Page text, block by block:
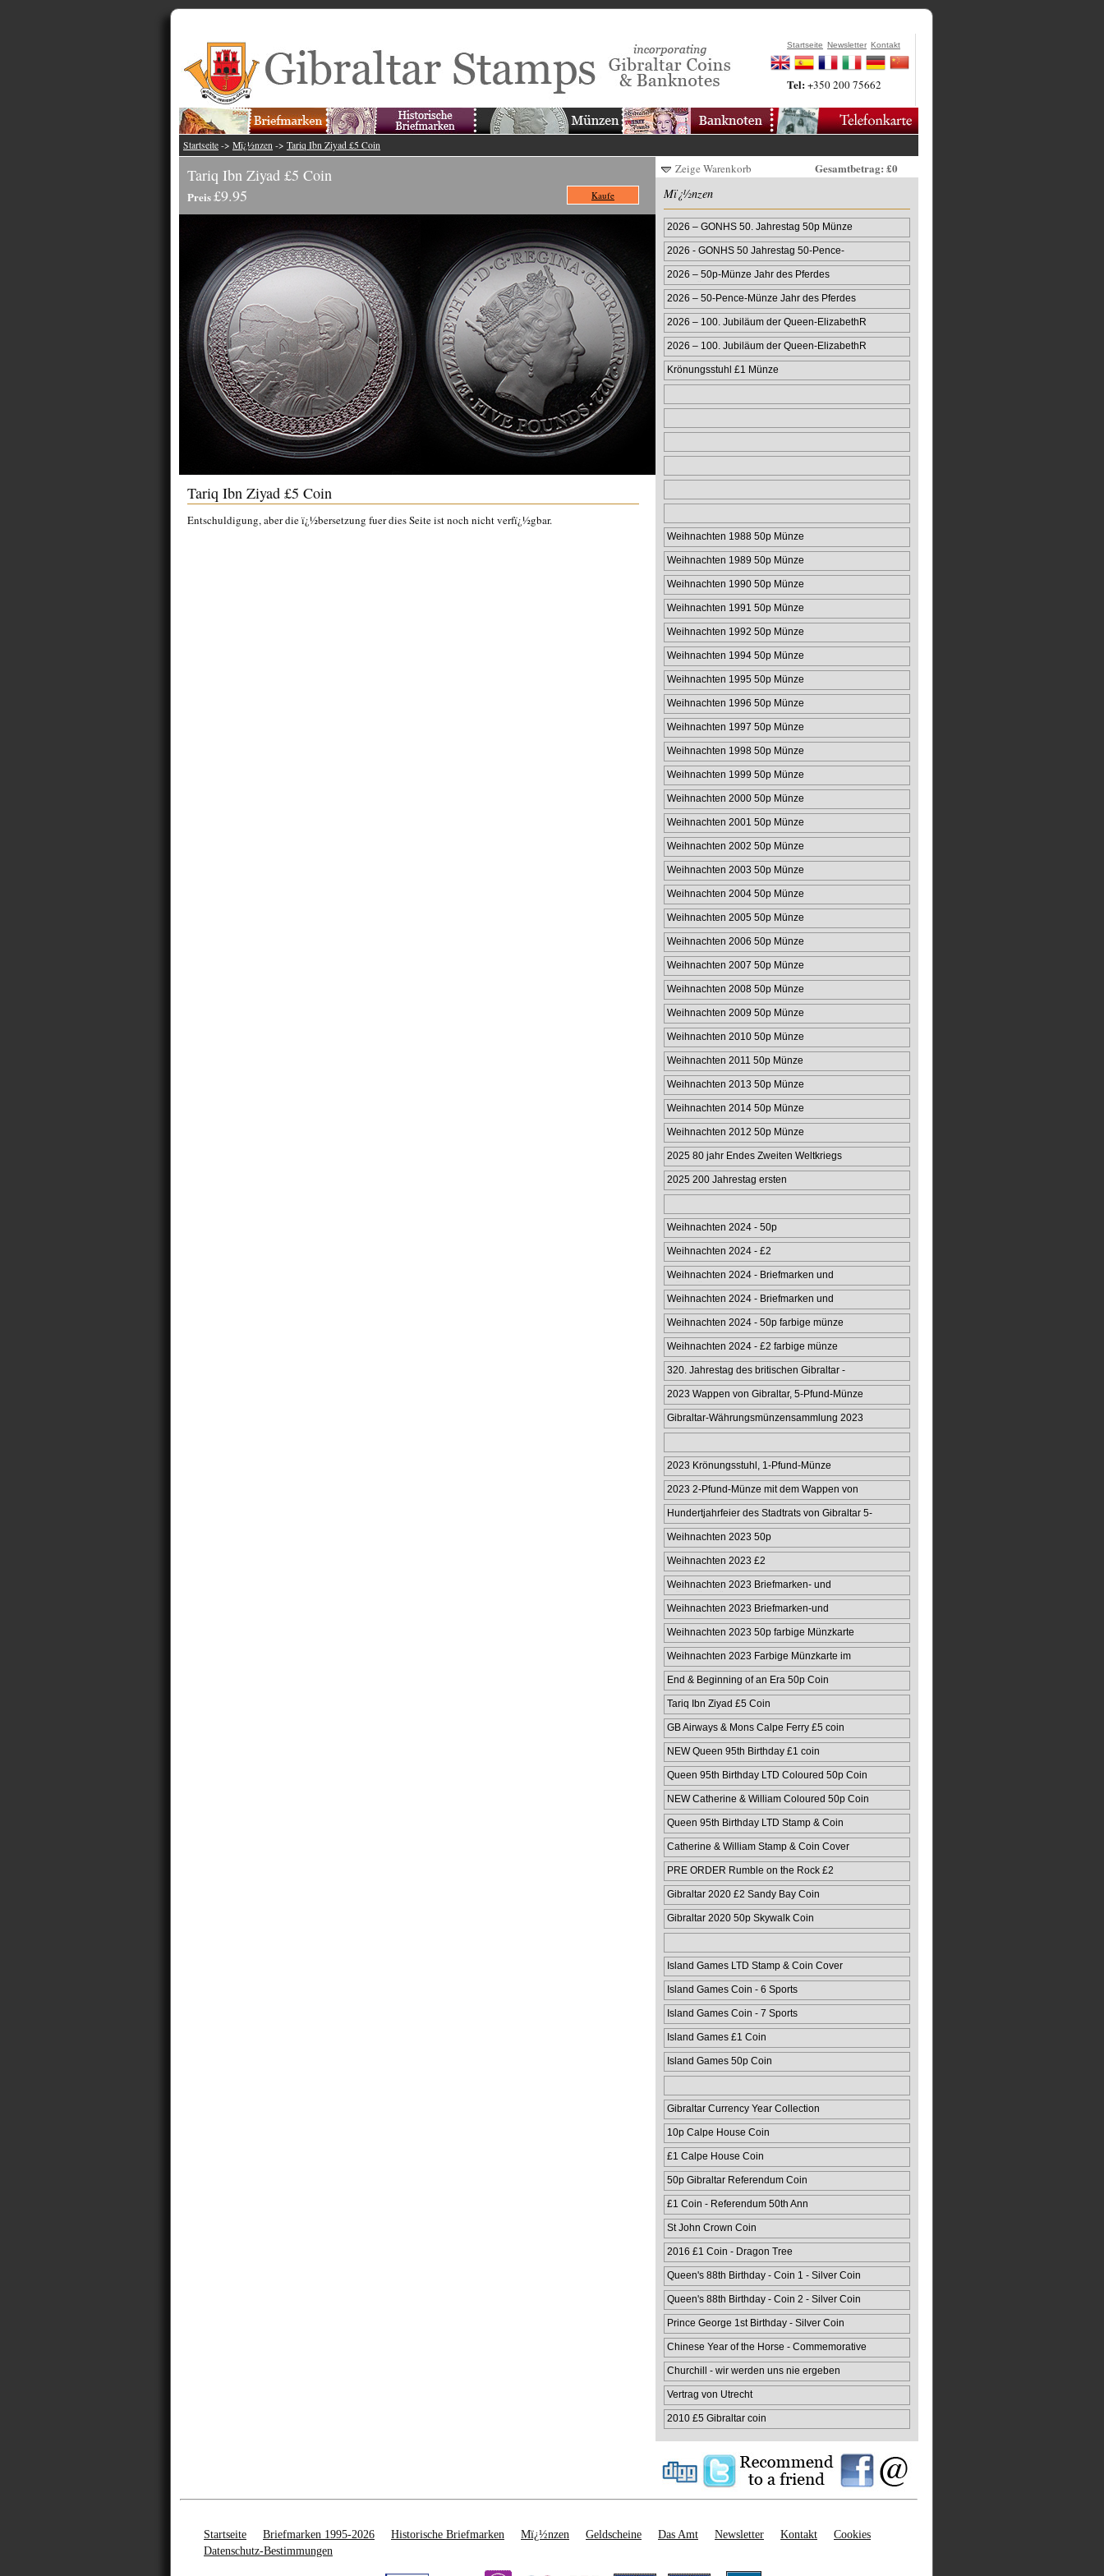
Startseite Newsletter Kontakt
Tel:+350 200 75662
Startseite -> Mï¿½nzen -> Tariq Ibn Ziyad £5 Coin
Tariq Ibn Ziyad £5 Coin
Preis£9.95 Kaufe
Tariq Ibn Ziyad £5 Coin
Entschuldigung, aber die ï¿½bersetzung fuer dies Seite ist noch nicht verfï¿½gbar.
Zeige Warenkorb
Gesamtbetrag: £0
Mï¿½nzen
2026 – GONHS 50. Jahrestag 50p Münze
2026 - GONHS 50 Jahrestag 50-Pence-
Farbmünze
2026 – 50p-Münze Jahr des Pferdes
Farbprägung
2026 – 50-Pence-Münze Jahr des Pferdes
2026 – 100. Jubiläum der Queen‑ElizabethR
2026 – 100. Jubiläum der Queen‑ElizabethR
Krönungsstuhl £1 Münze
Weihnachten 1988 50p Münze
Weihnachten 1989 50p Münze
Weihnachten 1990 50p Münze
Weihnachten 1991 50p Münze
Weihnachten 1992 50p Münze
Weihnachten 1994 50p Münze
Weihnachten 1995 50p Münze
Weihnachten 1996 50p Münze
Weihnachten 1997 50p Münze
Weihnachten 1998 50p Münze
Weihnachten 1999 50p Münze
Weihnachten 2000 50p Münze
Weihnachten 2001 50p Münze
Weihnachten 2002 50p Münze
Weihnachten 2003 50p Münze
Weihnachten 2004 50p Münze
Weihnachten 2005 50p Münze
Weihnachten 2006 50p Münze
Weihnachten 2007 50p Münze
Weihnachten 2008 50p Münze
Weihnachten 2009 50p Münze
Weihnachten 2010 50p Münze
Weihnachten 2011 50p Münze
Weihnachten 2013 50p Münze
Weihnachten 2014 50p Münze
Weihnachten 2012 50p Münze
2025 80 jahr Endes Zweiten Weltkriegs
2025 200 Jahrestag ersten
Passagierdampfzugs 50p
Weihnachten 2024 - 50p
Weihnachten 2024 - £2
Weihnachten 2024 - Briefmarken und
Münzhülle 50p
Weihnachten 2024 - Briefmarken und
Münzhülle £2
Weihnachten 2024 - 50p farbige münze
Weihnachten 2024 - £2 farbige münze
320. Jahrestag des britischen Gibraltar -
Limitier
2023 Wappen von Gibraltar, 5-Pfund-Münze
Gibraltar-Währungsmünzensammlung 2023
in limitiert
2023 Krönungsstuhl, 1-Pfund-Münze
2023 2-Pfund-Münze mit dem Wappen von
Gibraltar
Hundertjahrfeier des Stadtrats von Gibraltar 5-
Pfu
Weihnachten 2023 50p
Weihnachten 2023 £2
Weihnachten 2023 Briefmarken- und
Münzhülle für 50
Weihnachten 2023 Briefmarken-und
Münzhülle im Wert
Weihnachten 2023 50p farbige Münzkarte
Weihnachten 2023 Farbige Münzkarte im
Wert von 2 £
End & Beginning of an Era 50p Coin
Tariq Ibn Ziyad £5 Coin
GB Airways & Mons Calpe Ferry £5 coin
NEW Queen 95th Birthday £1 coin
Queen 95th Birthday LTD Coloured 50p Coin
NEW Catherine & William Coloured 50p Coin
Queen 95th Birthday LTD Stamp & Coin
Cover
Catherine & William Stamp & Coin Cover
PRE ORDER Rumble on the Rock £2
Coloured Coin Card
Gibraltar 2020 £2 Sandy Bay Coin
Gibraltar 2020 50p Skywalk Coin
Island Games LTD Stamp & Coin Cover
Island Games Coin - 6 Sports
Island Games Coin - 7 Sports
Island Games £1 Coin
Island Games 50p Coin
Gibraltar Currency Year Collection
10p Calpe House Coin
£1 Calpe House Coin
50p Gibraltar Referendum Coin
£1 Coin - Referendum 50th Ann
St John Crown Coin
2016 £1 Coin - Dragon Tree
Queen's 88th Birthday - Coin 1 - Silver Coin
Queen's 88th Birthday - Coin 2 - Silver Coin
Prince George 1st Birthday - Silver Coin
Chinese Year of the Horse - Commemorative
Churchill - wir werden uns nie ergeben
Vertrag von Utrecht
2010 £5 Gibraltar coin
Startseite Briefmarken 1995-2026 Historische Briefmarken Mï¿½nzen Geldscheine Das Amt Newsletter Kontakt
Cookies
Datenschutz-Bestimmungen